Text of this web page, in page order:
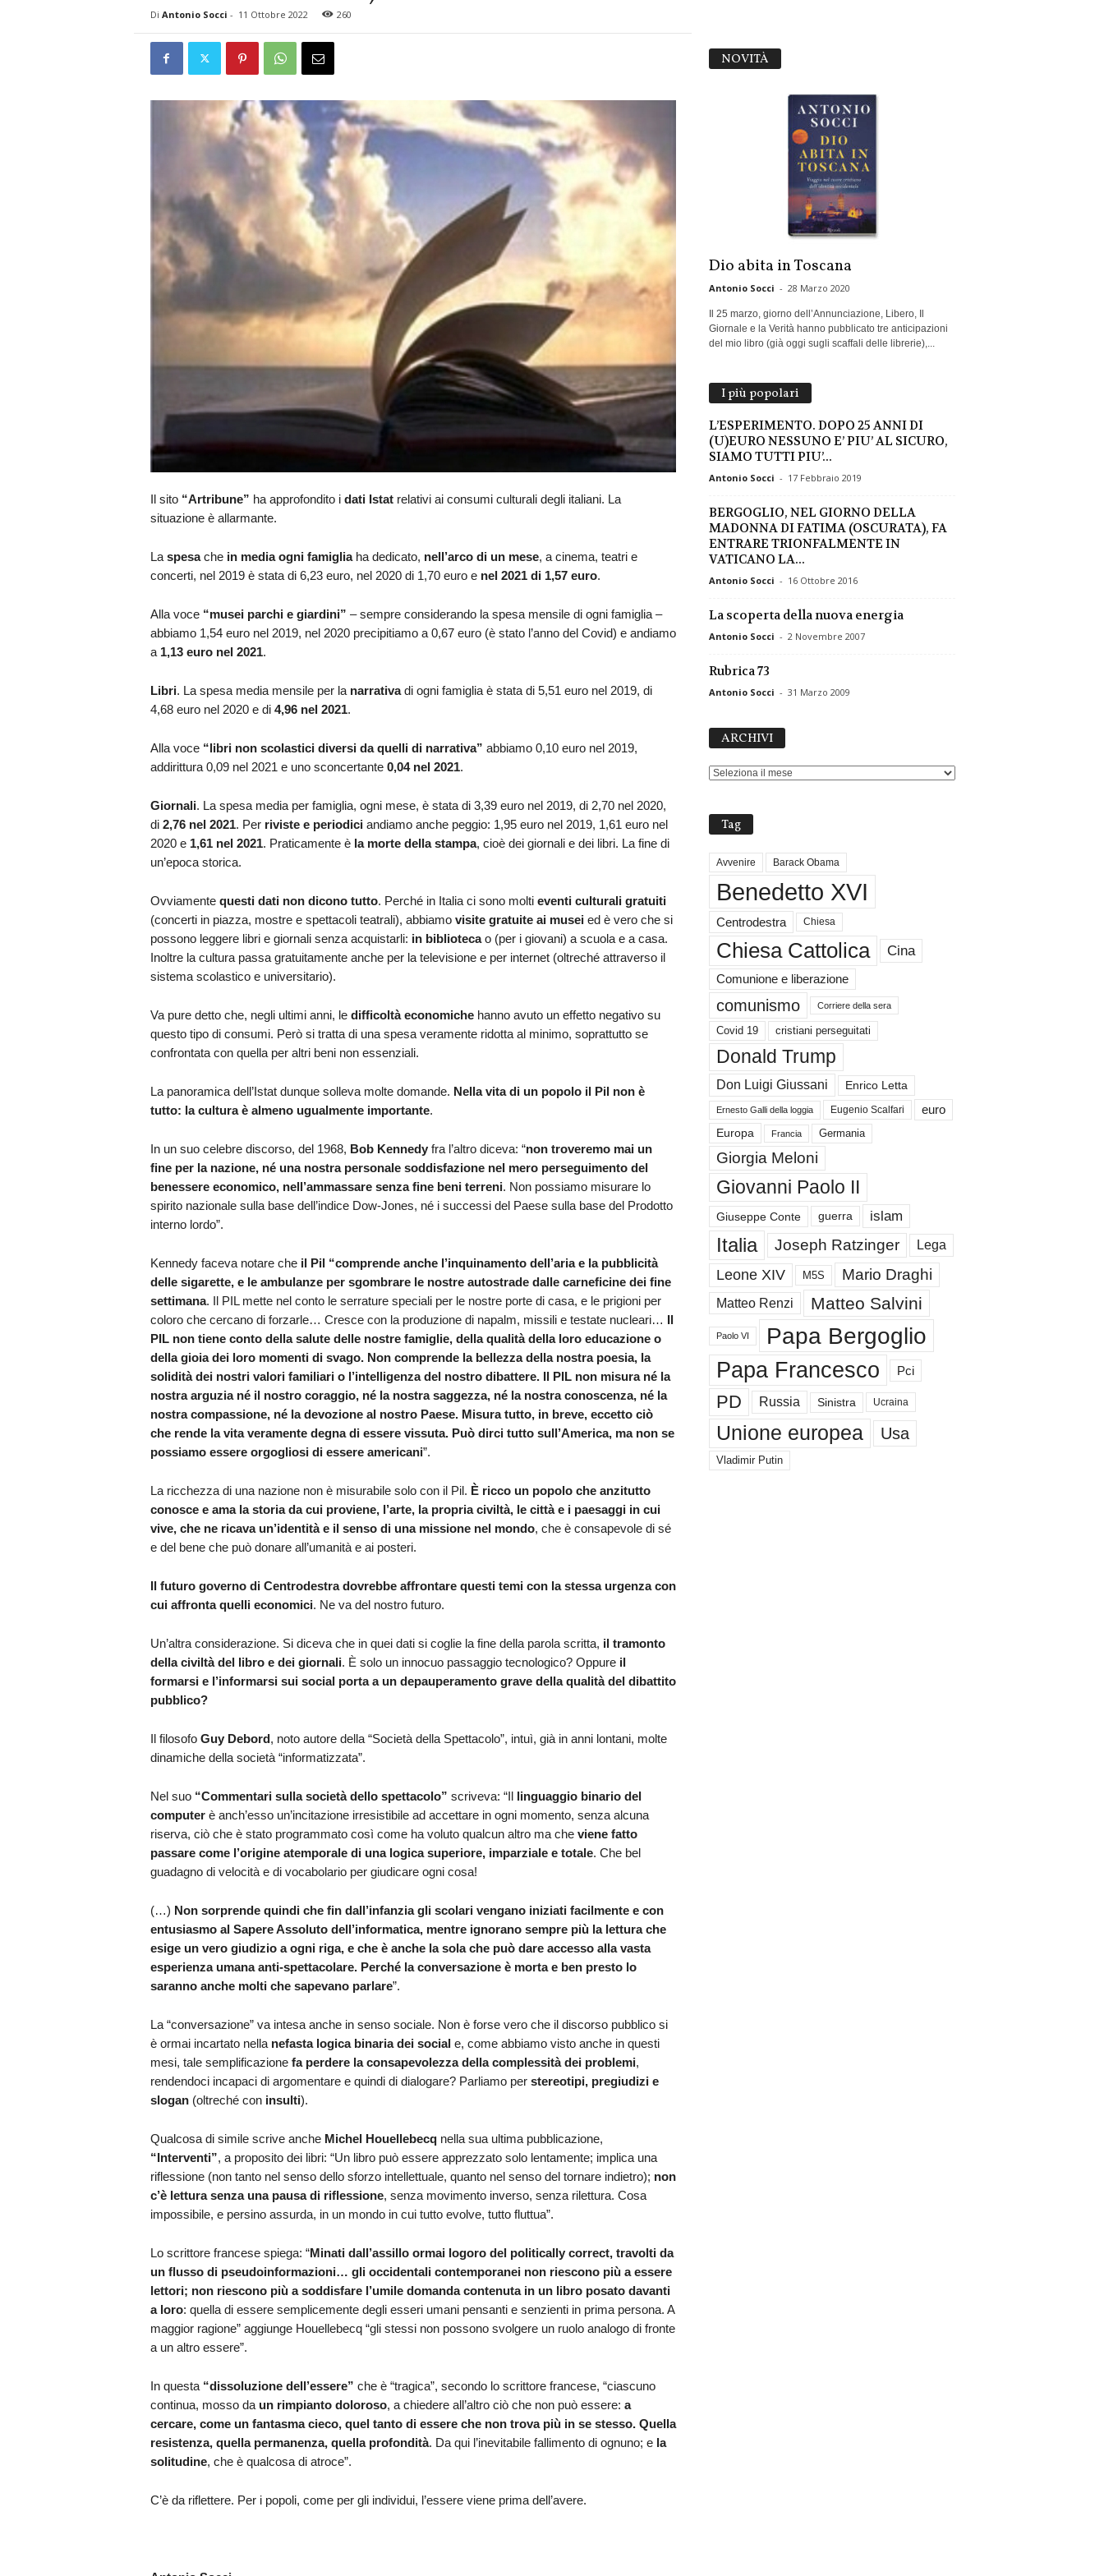
Di Antonio Socci - 11 Ottobre 2022 260
Il sito “Artribune” ha approfondito i dati Istat relativi ai consumi culturali degli italiani. La
situazione è allarmante.
La spesache in media ogni famigliaha dedicato, nell’arco di un mese, a cinema, teatri e
concerti, nel 2019 è stata di 6,23 euro, nel 2020 di 1,70 euro e nel 2021 di 1,57 euro.
Alla voce “musei parchi e giardini” – sempre considerando la spesa mensile di ogni famiglia –
abbiamo 1,54 euro nel 2019, nel 2020 precipitiamo a 0,67 euro (è stato l’anno del Covid) e andiamo
a 1,13 euro nel 2021.
Libri. La spesa media mensile per la narrativadi ogni famiglia è stata di 5,51 euro nel 2019, di
4,68 euro nel 2020 e di 4,96 nel 2021.
Alla voce “libri non scolastici diversi da quelli di narrativa” abbiamo 0,10 euro nel 2019,
addirittura 0,09 nel 2021 e uno sconcertante 0,04 nel 2021.
Giornali. La spesa media per famiglia, ogni mese, è stata di 3,39 euro nel 2019, di 2,70 nel 2020,
di 2,76 nel 2021. Per riviste e periodiciandiamo anche peggio: 1,95 euro nel 2019, 1,61 euro nel
2020 e 1,61 nel 2021. Praticamente è la morte della stampa, cioè dei giornali e dei libri. La fine di
un’epoca storica.
Ovviamente questi dati non dicono tutto. Perché in Italia ci sono molti eventi culturali gratuiti
(concerti in piazza, mostre e spettacoli teatrali), abbiamo visite gratuite ai museied è vero che si
possono leggere libri e giornali senza acquistarli: in bibliotecao (per i giovani) a scuola e a casa.
Inoltre la cultura passa gratuitamente anche per la televisione e per internet (oltreché attraverso il
sistema scolastico e universitario).
Va pure detto che, negli ultimi anni, le difficoltà economichehanno avuto un effetto negativo su
questo tipo di consumi. Però si tratta di una spesa veramente ridotta al minimo, soprattutto se
confrontata con quella per altri beni non essenziali.
La panoramica dell’Istat dunque solleva molte domande. Nella vita di un popolo il Pil non è
tutto: la cultura è almeno ugualmente importante.
In un suo celebre discorso, del 1968, Bob Kennedyfra l’altro diceva: “non troveremo mai un
fine per la nazione, né una nostra personale soddisfazione nel mero perseguimento del
benessere economico, nell’ammassare senza fine beni terreni. Non possiamo misurare lo
spirito nazionale sulla base dell’indice Dow-Jones, né i successi del Paese sulla base del Prodotto
interno lordo”.
Kennedy faceva notare che il Pil “comprende anche l’inquinamento dell’aria e la pubblicità
delle sigarette, e le ambulanze per sgombrare le nostre autostrade dalle carneficine dei fine
settimana. Il PIL mette nel conto le serrature speciali per le nostre porte di casa, e le prigioni per
coloro che cercano di forzarle… Cresce con la produzione di napalm, missili e testate nucleari… Il
PIL non tiene conto della salute delle nostre famiglie, della qualità della loro educazione o
della gioia dei loro momenti di svago. Non comprende la bellezza della nostra poesia, la
solidità dei nostri valori familiari o l’intelligenza del nostro dibattere. Il PIL non misura né la
nostra arguzia né il nostro coraggio, né la nostra saggezza, né la nostra conoscenza, né la
nostra compassione, né la devozione al nostro Paese. Misura tutto, in breve, eccetto ciò
che rende la vita veramente degna di essere vissuta. Può dirci tutto sull’America, ma non se
possiamo essere orgogliosi di essere americani”.
La ricchezza di una nazione non è misurabile solo con il Pil. È ricco un popolo che anzitutto
conosce e ama la storia da cui proviene, l’arte, la propria civiltà, le città e i paesaggi in cui
vive, che ne ricava un’identità e il senso di una missione nel mondo, che è consapevole di sé
e del bene che può donare all’umanità e ai posteri.
Il futuro governo di Centrodestra dovrebbe affrontare questi temi con la stessa urgenza con
cui affronta quelli economici. Ne va del nostro futuro.
Un’altra considerazione. Si diceva che in quei dati si coglie la fine della parola scritta, il tramonto
della civiltà del libro e dei giornali. È solo un innocuo passaggio tecnologico? Oppure il
formarsi e l’informarsi sui social porta a un depauperamento grave della qualità del dibattito
pubblico?
Il filosofo Guy Debord, noto autore della “Società della Spettacolo”, intuì, già in anni lontani, molte
dinamiche della società “informatizzata”.
Nel suo “Commentari sulla società dello spettacolo” scriveva: “Il linguaggio binario del
computerè anch’esso un’incitazione irresistibile ad accettare in ogni momento, senza alcuna
riserva, ciò che è stato programmato così come ha voluto qualcun altro ma che viene fatto
passare come l’origine atemporale di una logica superiore, imparziale e totale. Che bel
guadagno di velocità e di vocabolario per giudicare ogni cosa!
(…) Non sorprende quindi che fin dall’infanzia gli scolari vengano iniziati facilmente e con
entusiasmo al Sapere Assoluto dell’informatica, mentre ignorano sempre più la lettura che
esige un vero giudizio a ogni riga, e che è anche la sola che può dare accesso alla vasta
esperienza umana anti-spettacolare. Perché la conversazione è morta e ben presto lo
saranno anche molti che sapevano parlare”.
La “conversazione” va intesa anche in senso sociale. Non è forse vero che il discorso pubblico si
è ormai incartato nella nefasta logica binaria dei sociale, come abbiamo visto anche in questi
mesi, tale semplificazione fa perdere la consapevolezza della complessità dei problemi,
rendendoci incapaci di argomentare e quindi di dialogare? Parliamo per stereotipi, pregiudizi e
slogan(oltreché con insulti).
Qualcosa di simile scrive anche Michel Houellebecqnella sua ultima pubblicazione,
“Interventi”, a proposito dei libri: “Un libro può essere apprezzato solo lentamente; implica una
riflessione (non tanto nel senso dello sforzo intellettuale, quanto nel senso del tornare indietro); non
c’è lettura senza una pausa di riflessione, senza movimento inverso, senza rilettura. Cosa
impossibile, e persino assurda, in un mondo in cui tutto evolve, tutto fluttua”.
Lo scrittore francese spiega: “Minati dall’assillo ormai logoro del politically correct, travolti da
un flusso di pseudoinformazioni… gli occidentali contemporanei non riescono più a essere
lettori; non riescono più a soddisfare l’umile domanda contenuta in un libro posato davanti
a loro: quella di essere semplicemente degli esseri umani pensanti e senzienti in prima persona. A
maggior ragione” aggiunge Houellebecq “gli stessi non possono svolgere un ruolo analogo di fronte
a un altro essere”.
In questa “dissoluzione dell’essere” che è “tragica”, secondo lo scrittore francese, “ciascuno
continua, mosso da un rimpianto doloroso, a chiedere all’altro ciò che non può essere: a
cercare, come un fantasma cieco, quel tanto di essere che non trova più in se stesso. Quella
resistenza, quella permanenza, quella profondità. Da qui l’inevitabile fallimento di ognuno; e la
solitudine, che è qualcosa di atroce”.
C’è da riflettere. Per i popoli, come per gli individui, l’essere viene prima dell’avere.
NOVITÀ
Dio abita in Toscana
Antonio Socci - 28 Marzo 2020
Il 25 marzo, giorno dell’Annunciazione, Libero, Il
Giornale e la Verità hanno pubblicato tre anticipazioni
del mio libro (già oggi sugli scaffali delle librerie),...
I più popolari
L’ESPERIMENTO. DOPO 25 ANNI DI
(U)EURO NESSUNO E’ PIU’ AL SICURO,
SIAMO TUTTI PIU’...
Antonio Socci - 17 Febbraio 2019
BERGOGLIO, NEL GIORNO DELLA
MADONNA DI FATIMA (OSCURATA), FA
ENTRARE TRIONFALMENTE IN
VATICANO LA...
Antonio Socci - 16 Ottobre 2016
La scoperta della nuova energia
Antonio Socci - 2 Novembre 2007
Rubrica 73
Antonio Socci - 31 Marzo 2009
ARCHIVI
Tag
Avvenire Barack Obama
Benedetto XVI
Centrodestra Chiesa
Chiesa Cattolica Cina
Comunione e liberazione
comunismo Corriere della sera
Covid 19 cristiani perseguitati
Donald Trump
Don Luigi Giussani Enrico Letta
Ernesto Galli della loggia Eugenio Scalfari euro
Europa Francia Germania
Giorgia Meloni
Giovanni Paolo II
Giuseppe Conte guerra islam
Italia Joseph Ratzinger Lega
Leone XIV M5S Mario Draghi
Matteo Renzi Matteo Salvini
Paolo VI Papa Bergoglio
Papa Francesco Pci
PD Russia Sinistra Ucraina
Unione europea Usa
Vladimir Putin